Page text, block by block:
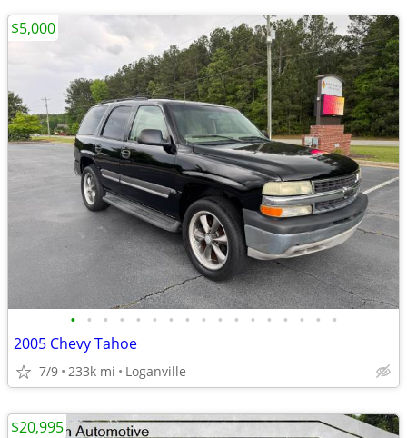
• • • • • • • • • • • • • • • • •
2005 Chevy Tahoe
7/9 233k mi Loganville
$5,000
$20,995